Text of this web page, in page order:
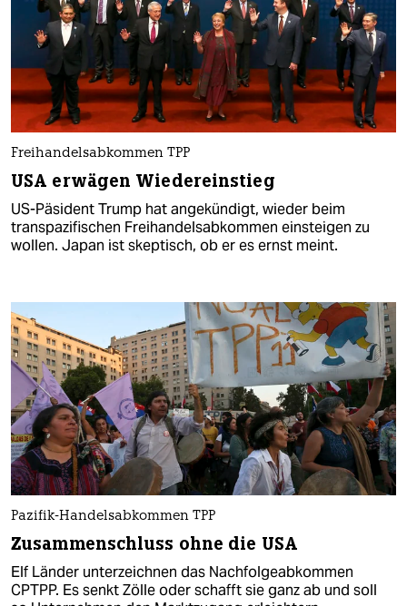
Freihandelsabkommen TPP
USA erwägen Wiedereinstieg
US-Päsident Trump hat angekündigt, wieder beim
transpazifischen Freihandelsabkommen einsteigen zu
wollen. Japan ist skeptisch, ob er es ernst meint.
Pazifik-Handelsabkommen TPP
Zusammenschluss ohne die USA
Elf Länder unterzeichnen das Nachfolgeabkommen
CPTPP. Es senkt Zölle oder schafft sie ganz ab und soll